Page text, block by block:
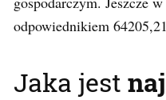
odpowiednikiem
Jaka jest